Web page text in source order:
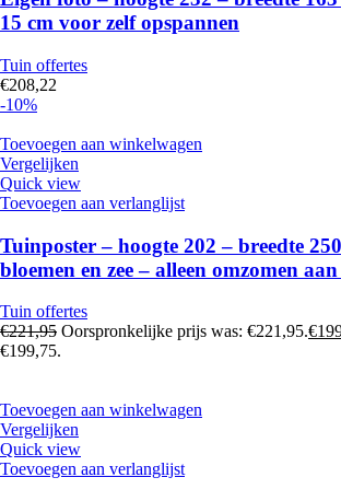
15 cm voor zelf opspannen
Tuin offertes
€208,22
-10%
Toevoegen aan winkelwagen
Vergelijken
Quick view
Toevoegen aan verlanglijst
Tuinposter – hoogte 202 – breedte
bloemen en zee – alleen omzomen
Tuin offertes
€221,95 Oorspronkelijke prijs was: €221,95.€
€199,75.
Toevoegen aan winkelwagen
Vergelijken
Quick view
Toevoegen aan verlanglijst